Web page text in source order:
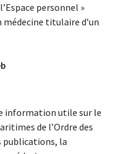
personnel »
médecine titulaire d’un
information utile sur le
de l’Ordre des
publications, la